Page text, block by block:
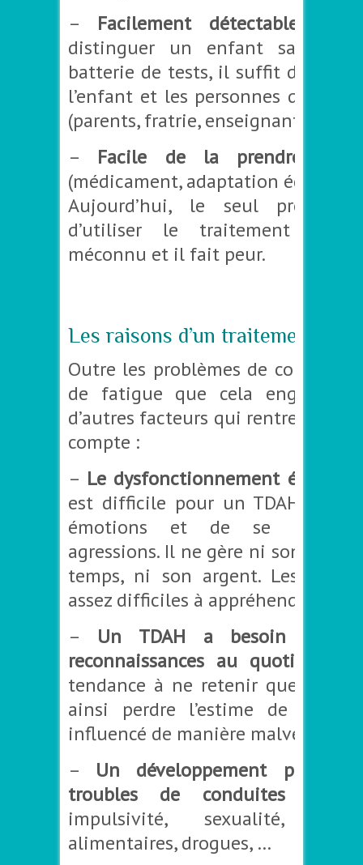
– Facilement détectable
distinguer un enfant sans
batterie de tests, il suffit de
l’enfant et les personnes qui
(parents, fratrie, enseignants)
– Facile de la prendre en
(médicament, adaptation
Aujourd’hui, le seul
d’utiliser le traitement car
méconnu et il fait peur.
Les raisons d’un traitement :
Outre les problèmes de
de fatigue que cela
d’autres facteurs qui rentrent en
compte :
– Le dysfonctionnement
est difficile pour un TDAH de
émotions et de se
agressions. Il ne gère ni son
temps, ni son argent. Les
assez difficiles à appréhender.
– Un TDAH a besoin de
reconnaissances au quotidien
tendance à ne retenir que le
ainsi perdre l’estime de soi et
influencé de manière malveillante.
– Un développement propice
troubles de conduites:
impulsivité, sexualité,
alimentaires, drogues, …